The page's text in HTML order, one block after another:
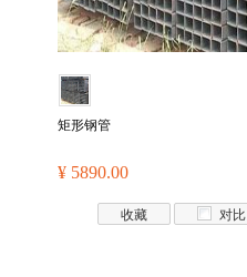
矩形钢管
¥ 5890.00
收藏 对比